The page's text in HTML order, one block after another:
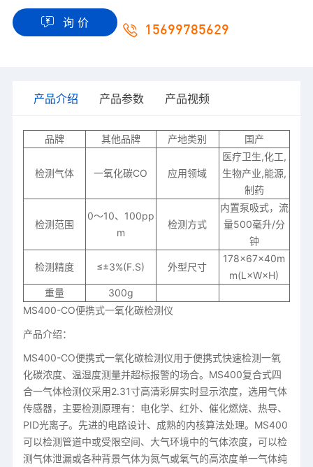
询 价 15699785629
产品介绍 产品参数 产品视频
品牌 其他品牌 产地类别 国产
检测气体 一氧化碳CO 应用领域
医疗卫生,化工,
生物产业,能源,
制药
检测范围
0～10、100pp
m
检测方式
内置泵吸式，流
量500毫升/分
钟
检测精度 ≤±3%(F.S) 外型尺寸
178×67×40m
m(L×W×H)
重量
300g
MS400-CO便携式一氧化碳检测仪
产品介绍：
MS400-CO便携式一氧化碳检测仪用于便携式快速检测一氧
化碳浓度、温湿度测量并超标报警的场合。MS400复合式四
合一气体检测仪采用2.31寸高清彩屏实时显示浓度，选用气体
传感器，主要检测原理有：电化学、红外、催化燃烧、热导、
PID光离子。先进的电路设计、成熟的内核算法处理。MS400
可以检测管道中或受限空间、大气环境中的气体浓度，可以检
测气体泄漏或各种背景气体为氮气或氧气的高浓度单一气体纯